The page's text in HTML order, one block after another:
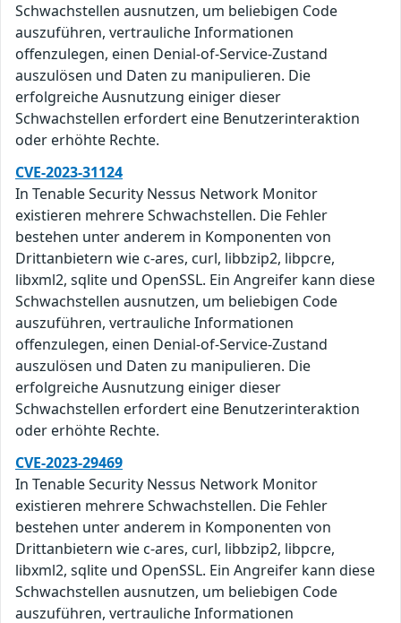
Schwachstellen ausnutzen, um beliebigen Code
auszuführen, vertrauliche Informationen
offenzulegen, einen Denial-of-Service-Zustand
auszulösen und Daten zu manipulieren. Die
erfolgreiche Ausnutzung einiger dieser
Schwachstellen erfordert eine Benutzerinteraktion
oder erhöhte Rechte.
CVE-2023-31124
In Tenable Security Nessus Network Monitor
existieren mehrere Schwachstellen. Die Fehler
bestehen unter anderem in Komponenten von
Drittanbietern wie c-ares, curl, libbzip2, libpcre,
libxml2, sqlite und OpenSSL. Ein Angreifer kann diese
Schwachstellen ausnutzen, um beliebigen Code
auszuführen, vertrauliche Informationen
offenzulegen, einen Denial-of-Service-Zustand
auszulösen und Daten zu manipulieren. Die
erfolgreiche Ausnutzung einiger dieser
Schwachstellen erfordert eine Benutzerinteraktion
oder erhöhte Rechte.
CVE-2023-29469
In Tenable Security Nessus Network Monitor
existieren mehrere Schwachstellen. Die Fehler
bestehen unter anderem in Komponenten von
Drittanbietern wie c-ares, curl, libbzip2, libpcre,
libxml2, sqlite und OpenSSL. Ein Angreifer kann diese
Schwachstellen ausnutzen, um beliebigen Code
auszuführen, vertrauliche Informationen